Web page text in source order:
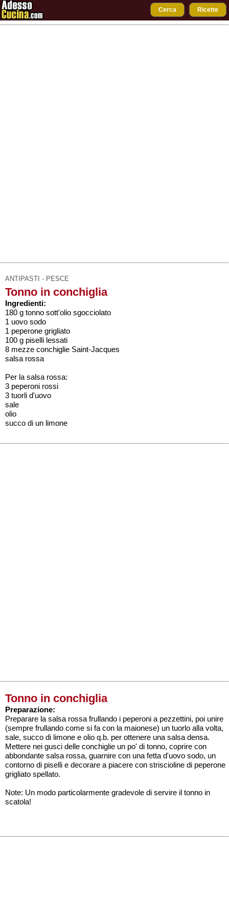
Cerca Ricette
ANTIPASTI - PESCE
Tonno in conchiglia
Ingredienti:
180 g tonno sott'olio sgocciolato
1 uovo sodo
1 peperone grigliato
100 g piselli lessati
8 mezze conchiglie Saint-Jacques
salsa rossa
Per la salsa rossa:
3 peperoni rossi
3 tuorli d'uovo
sale
olio
succo di un limone
Tonno in conchiglia
Preparazione:
Preparare la salsa rossa frullando i peperoni a pezzettini, poi unire
(sempre frullando come si fa con la maionese) un tuorlo alla volta,
sale, succo di limone e olio q.b. per ottenere una salsa densa.
Mettere nei gusci delle conchiglie un po' di tonno, coprire con
abbondante salsa rossa, guarnire con una fetta d'uovo sodo, un
contorno di piselli e decorare a piacere con striscioline di peperone
grigliato spellato.
Note: Un modo particolarmente gradevole di servire il tonno in
scatola!